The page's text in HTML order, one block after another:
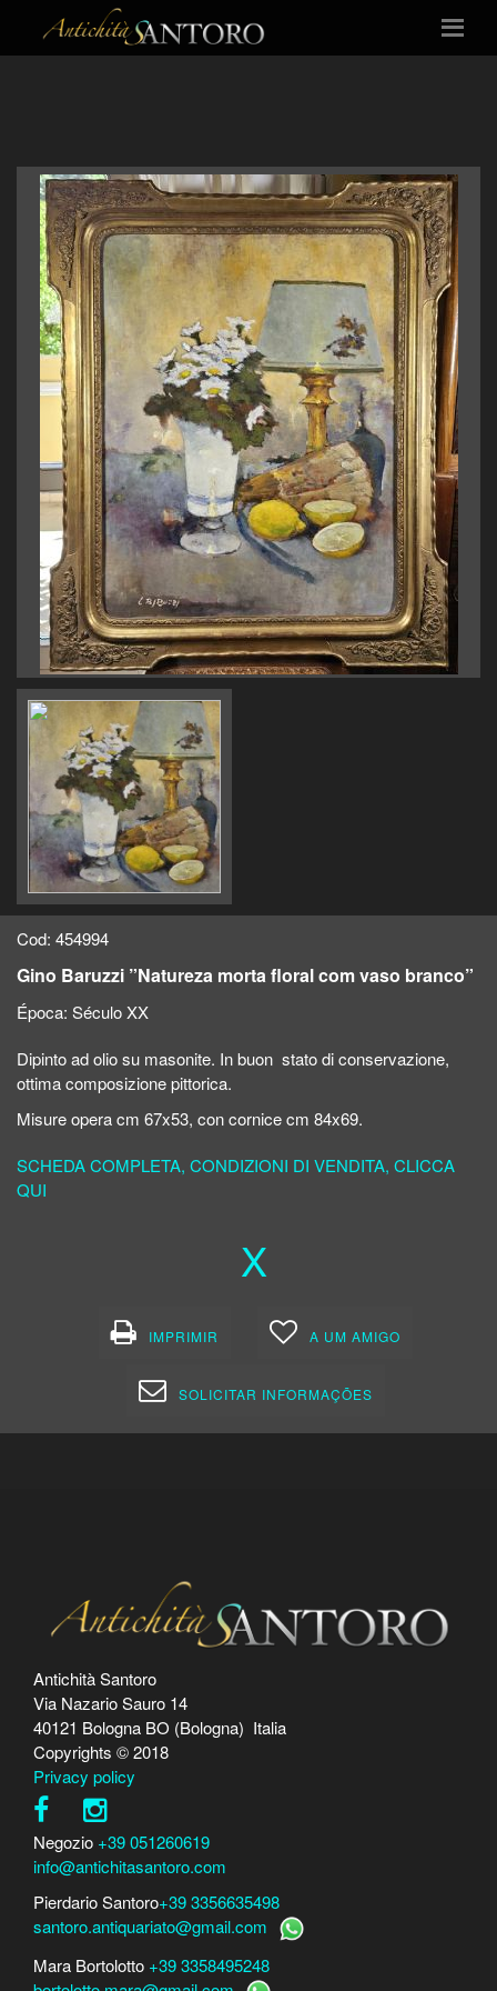
Cod: 454994
Gino Baruzzi ”Natureza morta floral com vaso branco”
Época: Século XX
Dipinto ad olio su masonite. In buon stato di conservazione,
ottima composizione pittorica.
Misure opera cm 67x53, con cornice cm 84x69.
SCHEDA COMPLETA, CONDIZIONI DI VENDITA, CLICCA
QUI
X
IMPRIMIR A UM AMIGO
SOLICITAR INFORMAÇÕES
Antichità Santoro
Via Nazario Sauro 14
40121 Bologna BO (Bologna) Italia
Copyrights © 2018
Privacy policy
Negozio +39 051260619
info@antichitasantoro.com
Pierdario Santoro+39 3356635498
santoro.antiquariato@gmail.com
Mara Bortolotto +39 3358495248